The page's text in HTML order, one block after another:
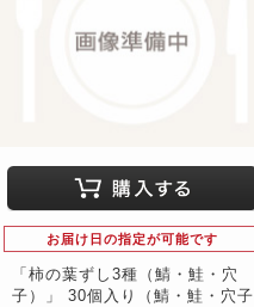
お届け日の指定が可能です
「柿の葉ずし3種（鯖・鮭・穴
子）」 30個入り（鯖・鮭・穴子